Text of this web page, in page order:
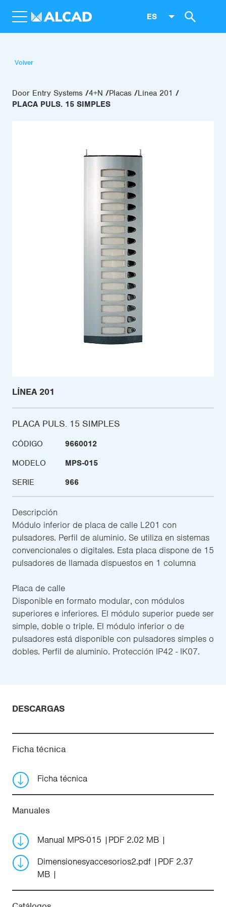
ES
Volver
Door Entry Systems 4+N Placas
Línea 201
PLACA PULS. 15 SIMPLES
LÍNEA 201
PLACA PULS. 15 SIMPLES
CÓDIGO
9660012
MODELO
MPS-015
SERIE
966
Descripción
Módulo inferior de placa de calle L201 con
pulsadores. Perfil de aluminio. Se utiliza en sistemas
convencionales o digitales. Esta placa dispone de 15
pulsadores de llamada dispuestos en 1 columna
Placa de calle
Disponible en formato modular, con módulos
superiores e inferiores. El módulo superior puede ser
simple, doble o triple. El módulo inferior o de
pulsadores está disponible con pulsadores simples o
dobles. Perfil de aluminio. Protección IP42 - IK07.
DESCARGAS
Ficha técnica
Ficha técnica
Manuales
Manual MPS-015
PDF 2.02 MB
Dimensionesyaccesorios2.pdf
PDF 2.37
MB